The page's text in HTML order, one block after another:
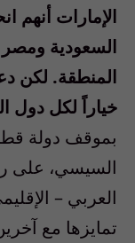
الإمارات أنهم
السعودية ومصر
المنطقة. لكن
خياراً لكل دول
بموقف دولة
السيسي، على
العربي –
تمايزها مع